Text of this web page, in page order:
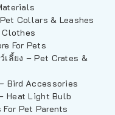
Collars & Leashes
Clothes
For Pets
ลี้ยง – Pet Crates &
Bird Accessories
Heat Light Bulb
Pet Parents